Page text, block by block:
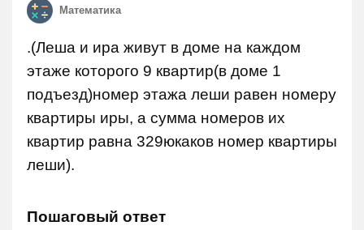
Математика
.(Леша и ира живут в доме на каждом
этаже которого 9 квартир(в доме 1
подъезд)номер этажа леши равен номеру
квартиры иры, а сумма номеров их
квартир равна 329юкаков номер квартиры
леши).
Пошаговый ответ